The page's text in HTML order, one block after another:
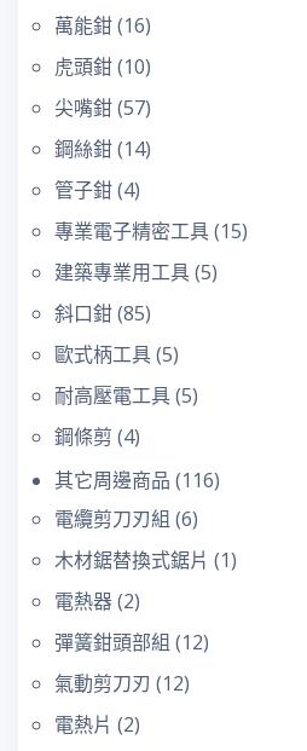
萬能鉗(16)
虎頭鉗(10)
尖嘴鉗(57)
鋼絲鉗(14)
管子鉗(4)
專業電子精密工具(15)
建築專業用工具(5)
斜口鉗(85)
歐式柄工具(5)
耐高壓電工具(5)
鋼條剪 (4)
其它周邊商品 (116)
電纜剪刀刃組 (6)
木材鋸替換式鋸片 (1)
電熱器(2)
彈簧鉗頭部組 (12)
氣動剪刀刃 (12)
電熱片 (2)